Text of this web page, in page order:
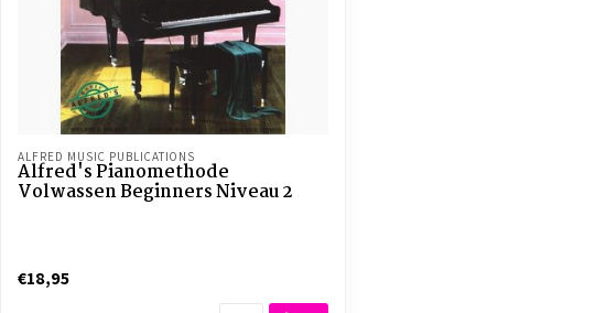
ALFRED MUSIC PUBLICATIONS
Alfred's Pianomethode
Volwassen Beginners Niveau 2
€18,95